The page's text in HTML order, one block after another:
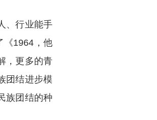
、行业能手
《1964，他
，更多的青
团结进步模
族团结的种